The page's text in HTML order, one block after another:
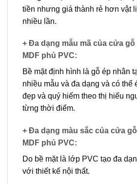
tiền nhưng giá thành rẻ hơn vật
nhiều lần.
+ Đa dạng mẫu mã của cửa
MDF phủ PVC:
Bề mặt định hình là gỗ ép nhân
nhiều mẫu và đa dạng và có thể
đẹp và quý hiếm theo thị hiếu
từng thời điểm.
+ Đa dạng màu sắc của cửa
MDF phủ PVC:
Do bề mặt là lớp PVC tạo đa
với thiết kế nội thất.